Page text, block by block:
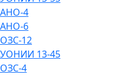
АНО-4
АНО-6
ОЗС-12
УОНИИ 13-45
ОЗС-4